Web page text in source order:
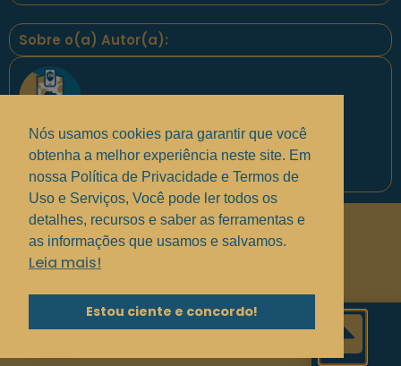
Sobre o(a) Autor(a):
Equipe PontoPM
Políticas de Privacidade.
Solucionando suas dúvidas.
—
Olá, podemos ajudá-lo(a)?!
Nós usamos cookies para garantir que você
obtenha a melhor experiência neste site. Em
nossa Política de Privacidade e Termos de
Uso e Serviços, Você pode ler todos os
detalhes, recursos e saber as ferramentas e
as informações que usamos e salvamos.
Leia mais!
Estou ciente e concordo!